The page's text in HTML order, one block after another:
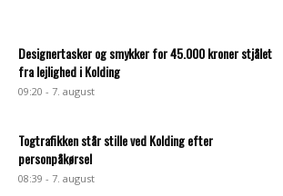
Designertasker og smykker for 45.000 kroner stjålet
fra lejlighed i Kolding
09:20 - 7. august
Togtrafikken står stille ved Kolding efter
personpåkørsel
08:39 - 7. august